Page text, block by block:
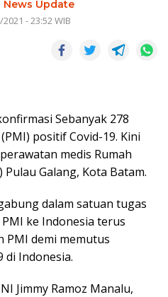
News Update
- 23:52 WIB
Sebanyak 278
positif Covid-19. Kini
medis Rumah
Pulau Galang, Kota Batam.
dalam satuan tugas
ke Indonesia terus
demi memutus
di Indonesia.
Jimmy Ramoz Manalu,